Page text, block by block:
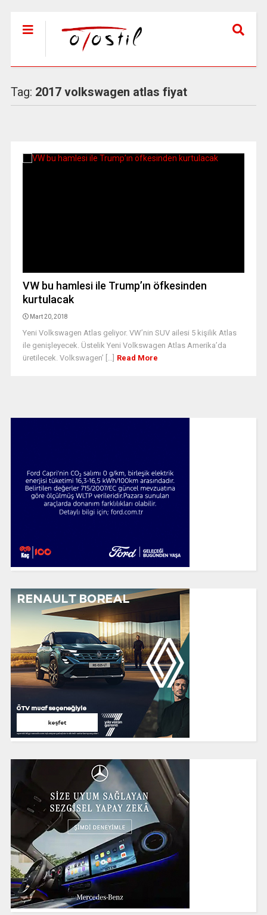
Tag: 2017 volkswagen atlas fiyat
VW bu hamlesi ile Trump’ın öfkesinden
kurtulacak
Mart 20, 2018
Yeni Volkswagen Atlas geliyor. VW’nin SUV ailesi 5 kişilik Atlas
ile genişleyecek. Üstelik Yeni Volkswagen Atlas Amerika’da
üretilecek. Volkswagen’ [...] Read More